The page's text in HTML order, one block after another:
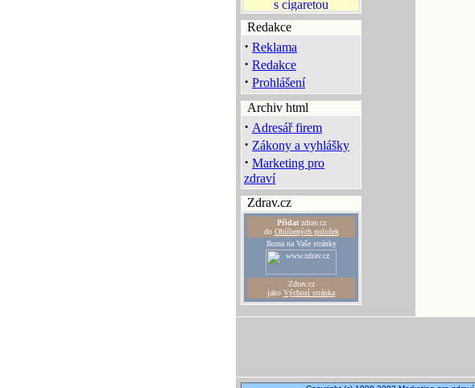
Redakce
· Reklama
· Redakce
· Prohlášení
Archiv html
· Adresář firem
· Zákony a vyhlášky
· Marketing pro
zdraví
Zdrav.cz
Přidatzdrav.cz
do Oblíbených položek
Ikona na Vaše stránky
Zdrav.cz
jako Výchozí stránka